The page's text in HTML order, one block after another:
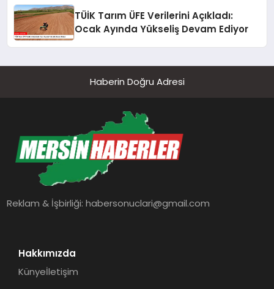
TÜİK Tarım ÜFE Verilerini Açıkladı:
Ocak Ayında Yükseliş Devam Ediyor
Haberin Doğru Adresi
Reklam & İşbirliği:habersonuclari@gmail.com
Hakkımızda
Künyeİletişim